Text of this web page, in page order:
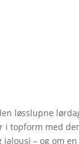
løsslupne
i topform med
jalousi – og om